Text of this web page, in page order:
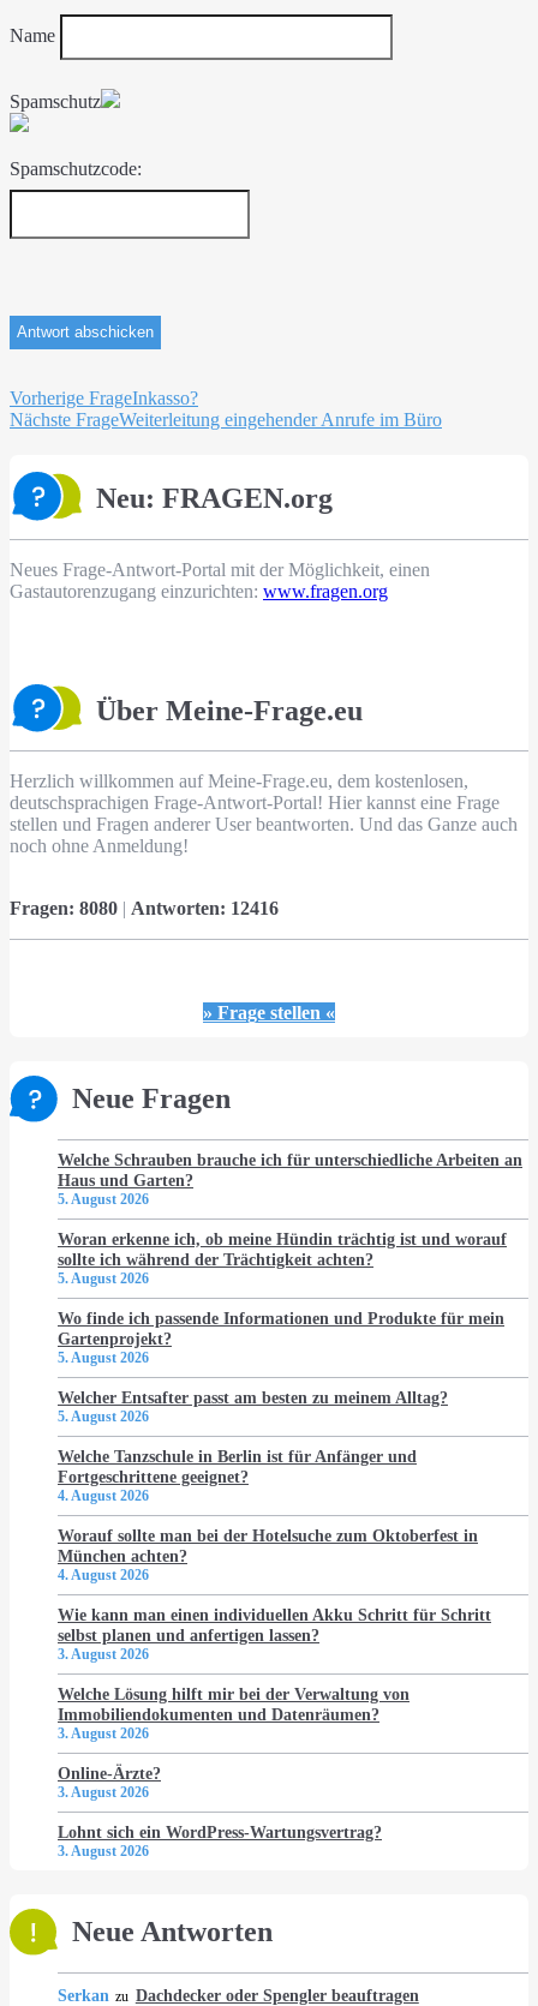
Name
Spamschutz
Spamschutzcode:
Beitragsnavigation
Vorherige FrageInkasso?
Nächste FrageWeiterleitung eingehender Anrufe im Büro
Neu: FRAGEN.org
Neues Frage-Antwort-Portal mit der Möglichkeit, einen
Gastautorenzugang einzurichten: www.fragen.org
Über Meine-Frage.eu
Herzlich willkommen auf Meine-Frage.eu, dem kostenlosen,
deutschsprachigen Frage-Antwort-Portal! Hier kannst eine Frage
stellen und Fragen anderer User beantworten. Und das Ganze auch
noch ohne Anmeldung!
Fragen: 8080 | Antworten: 12416
» Frage stellen «
Neue Fragen
Welche Schrauben brauche ich für unterschiedliche Arbeiten an
Haus und Garten?
5. August 2026
Woran erkenne ich, ob meine Hündin trächtig ist und worauf
sollte ich während der Trächtigkeit achten?
5. August 2026
Wo finde ich passende Informationen und Produkte für mein
Gartenprojekt?
5. August 2026
Welcher Entsafter passt am besten zu meinem Alltag?
5. August 2026
Welche Tanzschule in Berlin ist für Anfänger und
Fortgeschrittene geeignet?
4. August 2026
Worauf sollte man bei der Hotelsuche zum Oktoberfest in
München achten?
4. August 2026
Wie kann man einen individuellen Akku Schritt für Schritt
selbst planen und anfertigen lassen?
3. August 2026
Welche Lösung hilft mir bei der Verwaltung von
Immobiliendokumenten und Datenräumen?
3. August 2026
Online-Ärzte?
3. August 2026
Lohnt sich ein WordPress-Wartungsvertrag?
3. August 2026
Neue Antworten
Serkan zu Dachdecker oder Spengler beauftragen